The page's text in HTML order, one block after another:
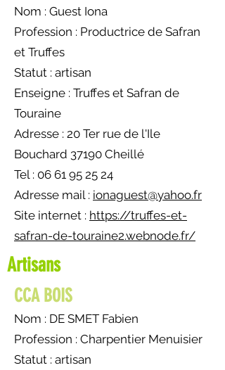
Nom : Guest Iona
Profession : Productrice de Safran
et Truffes
Statut : artisan
Enseigne : Truffes et Safran de
Touraine
Adresse : 20 Ter rue de l'Ile
Bouchard 37190 Cheillé
Tel : 06 61 95 25 24
Adresse mail : ionaguest@yahoo.fr
Site internet : https://truffes-et-
safran-de-touraine2.webnode.fr/
Artisans
CCA BOIS
Nom : DE SMET Fabien
Profession : Charpentier Menuisier
Statut : artisan